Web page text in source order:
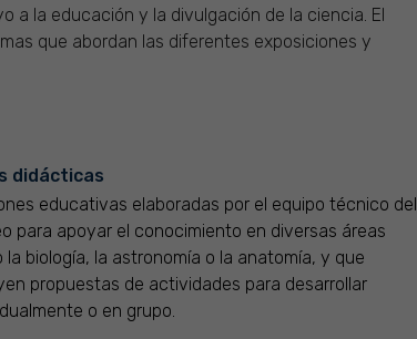
a la educación y la divulgación de la ciencia. El
que abordan las diferentes exposiciones y
didácticas
educativas elaboradas por el equipo técnico del
para apoyar el conocimiento en diversas áreas
la biología, la astronomía o la anatomía, y que
propuestas de actividades para desarrollar
o en grupo.